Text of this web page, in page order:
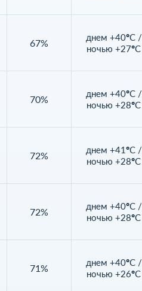
67%
днем +40°C /
ночью +27°C
70%
днем +40°C /
ночью +28°C
72%
днем +41°C /
ночью +28°C
72%
днем +40°C /
ночью +28°C
71%
днем +40°C /
ночью +26°C